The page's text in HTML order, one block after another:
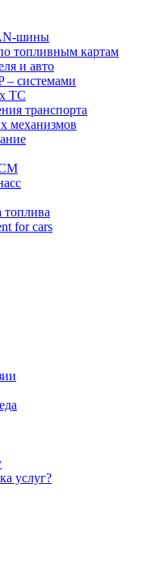
шины
топливным картам
и авто
– системами
ТС
транспорта
механизмов
топлива
for cars
услуг?